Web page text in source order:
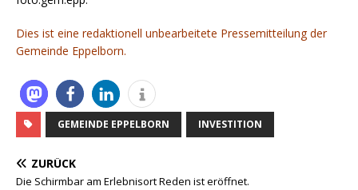
Dies ist eine redaktionell unbearbeitete Pressemitteilung der
Gemeinde Eppelborn.
GEMEINDE EPPELBORN INVESTITION
ZURÜCK
Die Schirmbar am Erlebnisort Reden ist eröffnet.